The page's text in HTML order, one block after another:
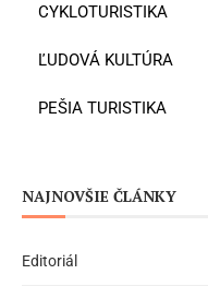
CYKLOTURISTIKA
ĽUDOVÁ KULTÚRA
PEŠIA TURISTIKA
NAJNOVŠIE ČLÁNKY
Editoriál